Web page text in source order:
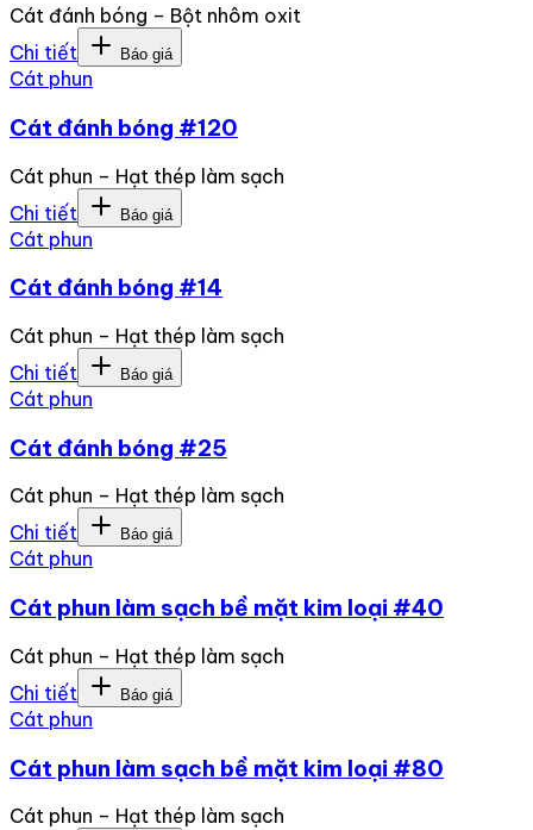
Cát đánh bóng – Bột nhôm oxit
Chi tiết
Báo giá
Cát phun
Cát đánh bóng #120
Cát phun – Hạt thép làm sạch
Chi tiết
Báo giá
Cát phun
Cát đánh bóng #14
Cát phun – Hạt thép làm sạch
Chi tiết
Báo giá
Cát phun
Cát đánh bóng #25
Cát phun – Hạt thép làm sạch
Chi tiết
Báo giá
Cát phun
Cát phun làm sạch bề mặt kim loại #40
Cát phun – Hạt thép làm sạch
Chi tiết
Báo giá
Cát phun
Cát phun làm sạch bề mặt kim loại #80
Cát phun – Hạt thép làm sạch